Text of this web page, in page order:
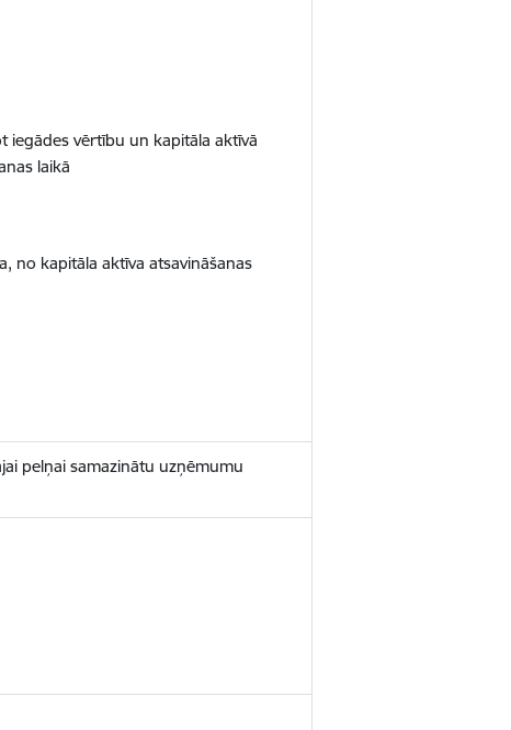
iegādes vērtību un kapitāla aktīvā
laikā
no kapitāla aktīva atsavināšanas
pelņai samazinātu uzņēmumu